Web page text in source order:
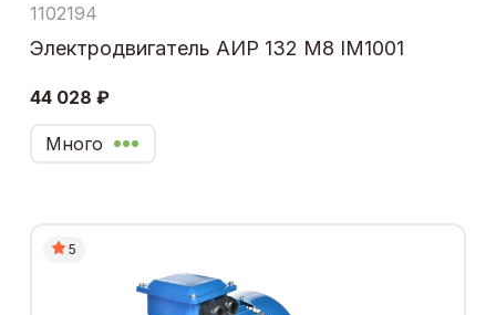
1102194
Электродвигатель АИР 132 М8 IM1001
44 028 ₽
Много
5